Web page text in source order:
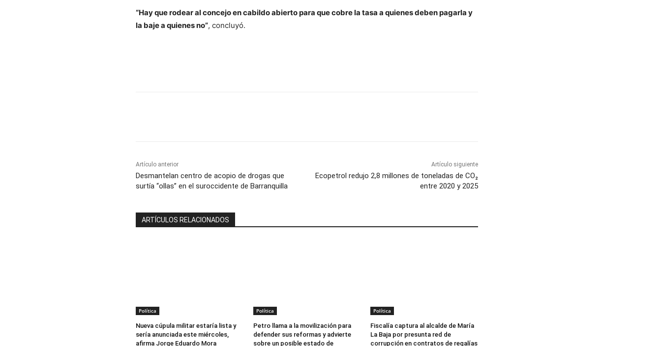
“Hay que rodear al concejo en cabildo abierto para que cobre la tasa a quienes deben pagarla y
la baje a quienes no”, concluyó.
Artículo anterior
Desmantelan centro de acopio de drogas que
surtía “ollas” en el suroccidente de Barranquilla
Artículo siguiente
Ecopetrol redujo 2,8 millones de toneladas de CO₂
entre 2020 y 2025
ARTÍCULOS RELACIONADOS
Política
Nueva cúpula militar estaría lista y
sería anunciada este miércoles,
afirma Jorge Eduardo Mora
Política
Petro llama a la movilización para
defender sus reformas y advierte
sobre un posible estado de
Política
Fiscalía captura al alcalde de María
La Baja por presunta red de
corrupción en contratos de regalías